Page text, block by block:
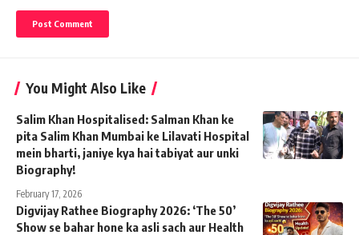
You Might Also Like
Salim Khan Hospitalised: Salman Khan ke
pita Salim Khan Mumbai ke Lilavati Hospital
mein bharti, janiye kya hai tabiyat aur unki
Biography!
February 17, 2026
Digvijay Rathee Biography 2026: ‘The 50’
Show se bahar hone ka asli sach aur Health